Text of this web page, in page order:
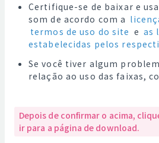
Certifique-se de baixar e
som de acordo com a
termos de uso do site e as
estabelecidas pelos
Se você tiver algum
relação ao uso das faixas,
Depois de confirmar o acima,
ir para a página de download.